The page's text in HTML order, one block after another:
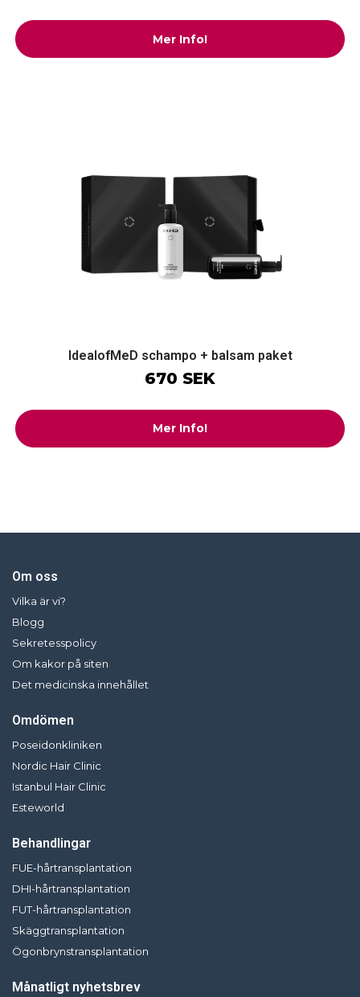
Mer Info!
IdealofMeD schampo + balsam paket
670 SEK
Mer Info!
Om oss
Vilka är vi?
Blogg
Sekretesspolicy
Om kakor på siten
Det medicinska innehållet
Omdömen
Poseidonkliniken
Nordic Hair Clinic
Istanbul Hair Clinic
Esteworld
Behandlingar
FUE-hårtransplantation
DHI-hårtransplantation
FUT-hårtransplantation
Skäggtransplantation
Ögonbrynstransplantation
Månatligt nyhetsbrev